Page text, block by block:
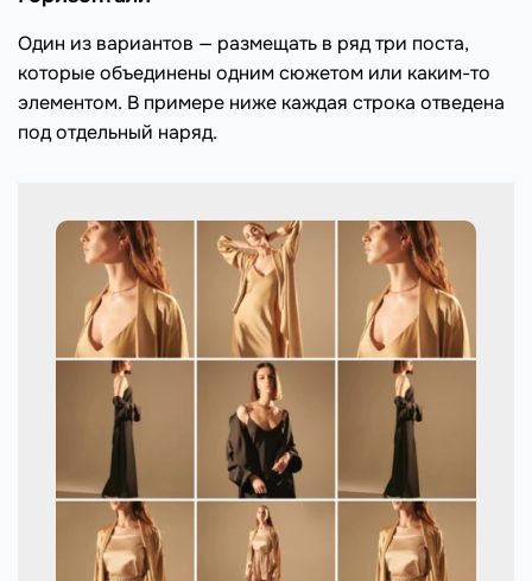
Один из вариантов — размещать в ряд три поста,
которые объединены одним сюжетом или каким-то
элементом. В примере ниже каждая строка отведена
под отдельный наряд.